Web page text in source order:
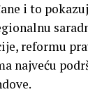
i to
reformu
najveću